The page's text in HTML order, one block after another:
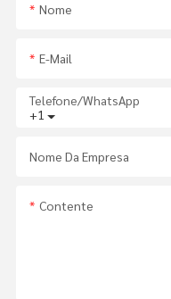
Nome
E-Mail
+1
Telefone/WhatsApp
Nome Da Empresa
Contente